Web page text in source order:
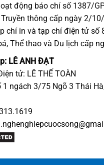
động báo chí số 1387/
thông cấp ngày 2/
chí in và tạp chí điện tử số
Thể thao và Du lịch cấp
LÊ ANH ĐẠT
tử: LÊ THẾ TOÀN
1 ngách 3/75 Ngõ 3 Thái